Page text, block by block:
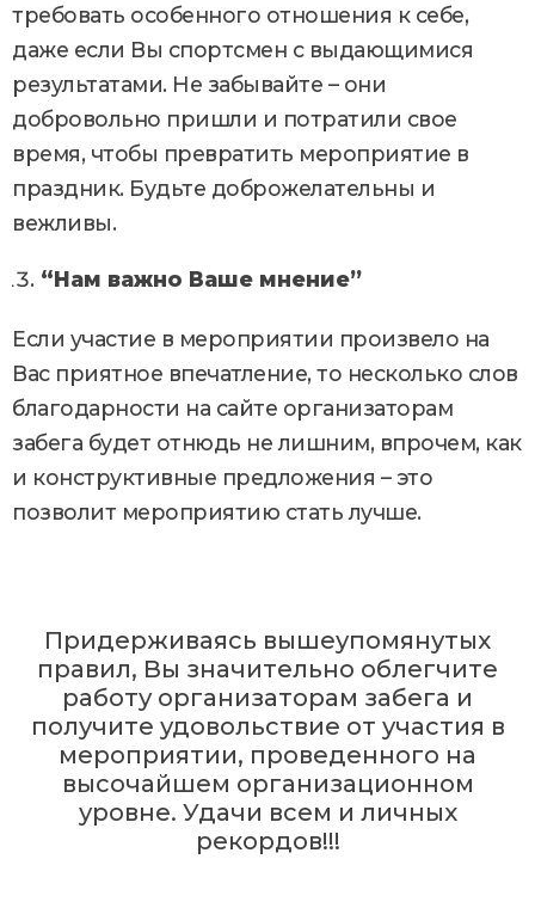
требовать особенного отношения к себе,
даже если Вы спортсмен с выдающимися
результатами. Не забывайте – они
добровольно пришли и потратили свое
время, чтобы превратить мероприятие в
праздник. Будьте доброжелательны и
вежливы.
“Нам важно Ваше мнение”
Если участие в мероприятии произвело на
Вас приятное впечатление, то несколько слов
благодарности на сайте организаторам
забега будет отнюдь не лишним, впрочем, как
и конструктивные предложения – это
позволит мероприятию стать лучше.
Придерживаясь вышеупомянутых
правил, Вы значительно облегчите
работу организаторам забега и
получите удовольствие от участия в
мероприятии, проведенного на
высочайшем организационном
уровне. Удачи всем и личных
рекордов!!!